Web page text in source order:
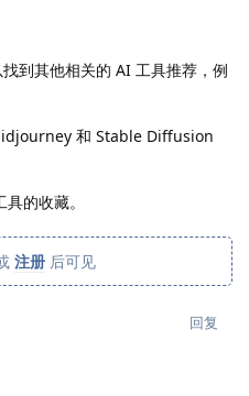
到其他相关的 AI 工具推荐，例
和 Stable Diffusion
的收藏。
注册 后可见
回复